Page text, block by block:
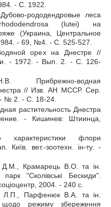
- С. 1922.
рододендровые леса
(lutei) на
(Украина, Центральное
- 69, №4. - С. 525-527.
орех на Днестре //
- 1972. - Вып. 2. - С. 126-
Прибрежно-водная
// Изв. АН МССР. Сер.
№ 2. - С. 18-24.
растительность Днестра
- Кишинев: Штиинца,
флори
Київ. вет.-зоотехн. ін-ту. -
Крамарець В.О. та ін.
"Сколівські Бескиди".
2004. - 240 с.
Парфенюк В.А. та ін.
щодо режиму збереження